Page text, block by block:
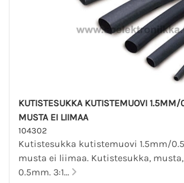
KUTISTESUKKA KUTISTEMUOVI
MUSTA EI LIIMAA
104302
Kutistesukka kutistemuovi 1.5mm/
musta ei liimaa. Kutistesukka, musta,
0.5mm. 3:1...